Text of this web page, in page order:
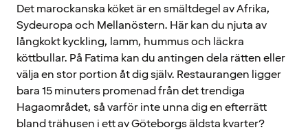
Det marockanska köket är en smältdegel av Afrika,
Sydeuropa och Mellanöstern. Här kan du njuta av
långkokt kyckling, lamm, hummus och läckra
köttbullar. På Fatima kan du antingen dela rätten eller
välja en stor portion åt dig själv. Restaurangen ligger
bara 15 minuters promenad från det trendiga
Hagaområdet, så varför inte unna dig en efterrätt
bland trähusen i ett av Göteborgs äldsta kvarter?